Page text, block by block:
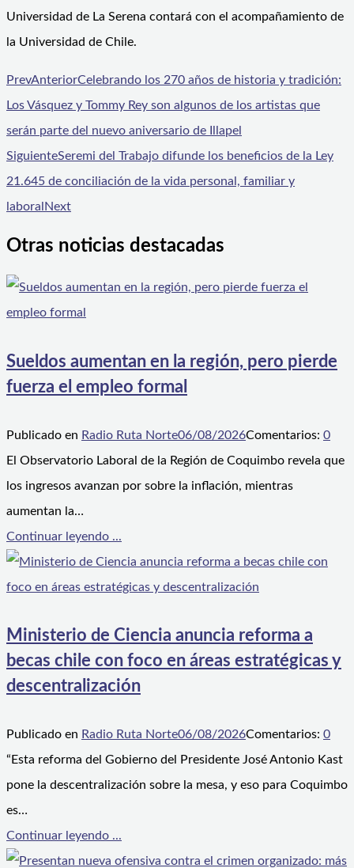
Universidad de La Serena contará con el acompañamiento de
la Universidad de Chile.
PrevAnteriorCelebrando los 270 años de historia y tradición:
Los Vásquez y Tommy Rey son algunos de los artistas que
serán parte del nuevo aniversario de Illapel
SiguienteSeremi del Trabajo difunde los beneficios de la Ley
21.645 de conciliación de la vida personal, familiar y
laboralNext
Otras noticias destacadas
Sueldos aumentan en la región, pero pierde
fuerza el empleo formal
Publicado en Radio Ruta Norte06/08/2026Comentarios: 0
El Observatorio Laboral de la Región de Coquimbo revela que
los ingresos avanzan por sobre la inflación, mientras
aumentan la…
Continuar leyendo ...
Ministerio de Ciencia anuncia reforma a
becas chile con foco en áreas estratégicas y
descentralización
Publicado en Radio Ruta Norte06/08/2026Comentarios: 0
“Esta reforma del Gobierno del Presidente José Antonio Kast
pone la descentralización sobre la mesa, y eso para Coquimbo
es…
Continuar leyendo ...